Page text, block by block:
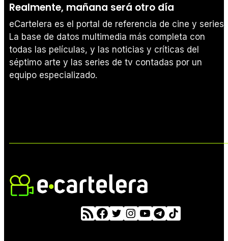
Realmente, mañana será otro día
eCartelera es el portal de referencia de cine y series.
La base de datos multimedia más completa con
todas las películas, y las noticias y críticas del
séptimo arte y las series de tv contadas por un
equipo especializado.